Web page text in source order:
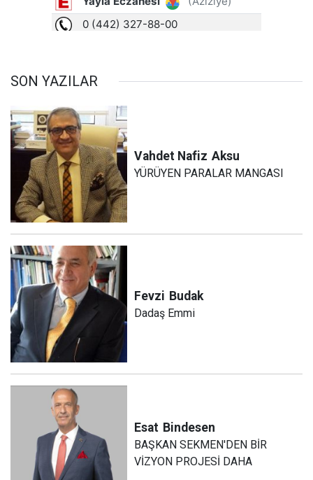
SON YAZILAR
Vahdet Nafiz Aksu
YÜRÜYEN PARALAR MANGASI
Fevzi Budak
Dadaş Emmi
Esat Bindesen
BAŞKAN SEKMEN'DEN BİR
VİZYON PROJESİ DAHA